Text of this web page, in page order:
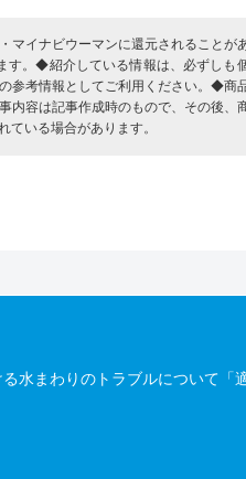
マイナビウーマンに還元されることが
す。◆紹介している情報は、必ずしも
参考情報としてご利用ください。◆商
容は記事作成時のもので、その後、
いる場合があります。
水まわりのトラブルについて「